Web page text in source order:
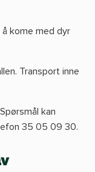
kome med dyr
Transport inne
kan
35 05 09 30.